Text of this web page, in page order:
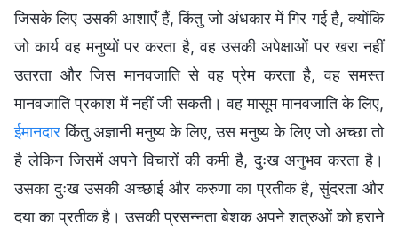
जिसके लिए उसकी आशाएँ हैं, किंतु जो अंधकार में गिर गई है, क्योंकि
जो कार्य वह मनुष्यों पर करता है, वह उसकी अपेक्षाओं पर खरा नहीं
उतरता और जिस मानवजाति से वह प्रेम करता है, वह समस्त
मानवजाति प्रकाश में नहीं जी सकती। वह मासूम मानवजाति के लिए,
ईमानदारकिंतु अज्ञानी मनुष्य के लिए, उस मनुष्य के लिए जो अच्छा तो
है लेकिन जिसमें अपने विचारों की कमी है, दुःख अनुभव करता है।
उसका दुःख उसकी अच्छाई और करुणा का प्रतीक है, सुंदरता और
दया का प्रतीक है। उसकी प्रसन्नता बेशक अपने शत्रुओं को हराने